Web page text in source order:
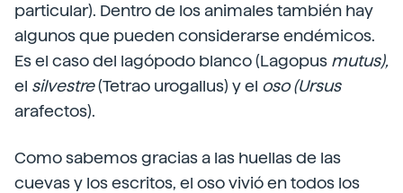
particular). Dentro de los animales también hay
algunos que pueden considerarse endémicos.
Es el caso del lagópodo blanco (Lagopus mutus),
el silvestre(Tetrao urogallus) y el oso (Ursus
arafectos).
Como sabemos gracias a las huellas de las
cuevas y los escritos, el oso vivió en todos los